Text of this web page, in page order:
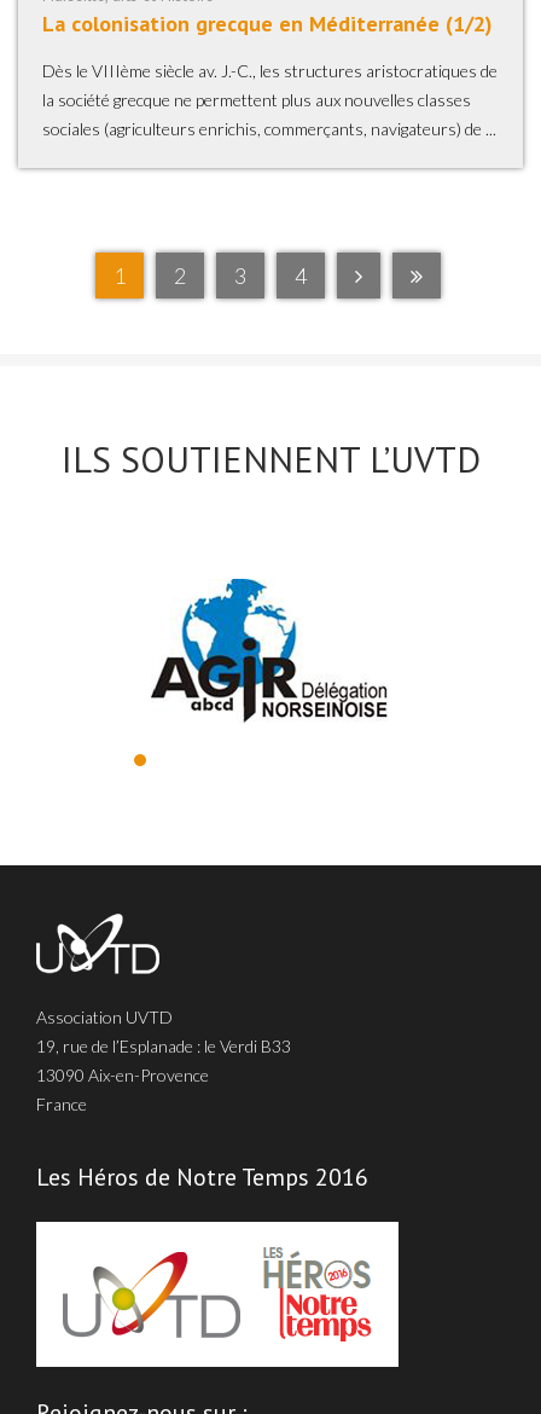
La colonisation grecque en Méditerranée (1/2)
Dès le VIIIème siècle av. J.-C., les structures aristocratiques de
la société grecque ne permettent plus aux nouvelles classes
sociales (agriculteurs enrichis, commerçants, navigateurs) de ...
1 2 3 4
ILS SOUTIENNENT L’UVTD
Association UVTD
19, rue de l’Esplanade : le Verdi B33
13090 Aix-en-Provence
France
Les Héros de Notre Temps 2016